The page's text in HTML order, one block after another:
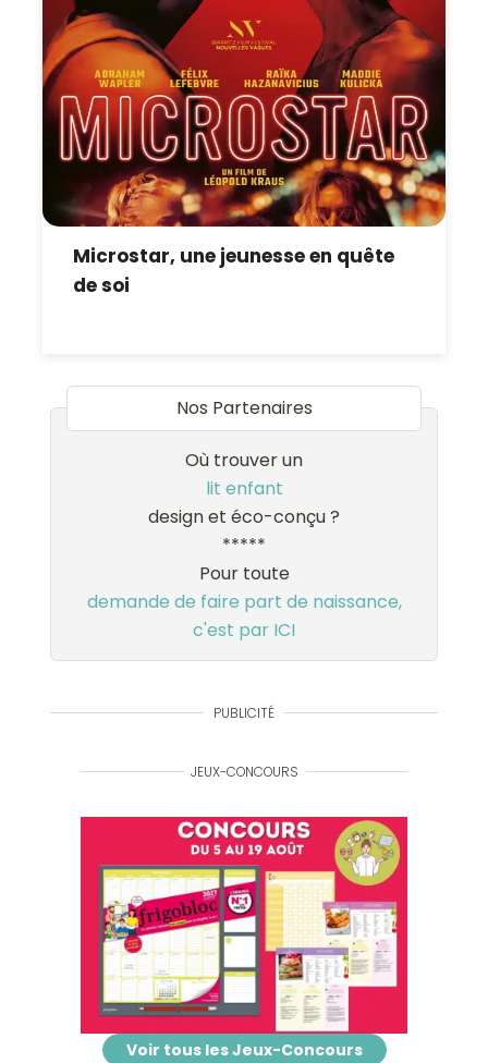
Microstar, une jeunesse en quête
de soi
Nos Partenaires
Où trouver un
lit enfant
design et éco-conçu ?
*****
Pour toute
demande de faire part de naissance,
c'est par ICI
PUBLICITÉ
JEUX-CONCOURS
Voir tous les Jeux-Concours